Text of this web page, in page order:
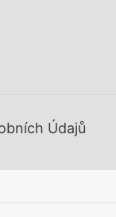
Údajů